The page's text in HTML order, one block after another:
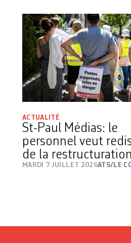
ACTUALITÉ
St-Paul Médias: le
personnel veut
de la restructuration
MARDI 7 JUILLET 2026ATS/LE